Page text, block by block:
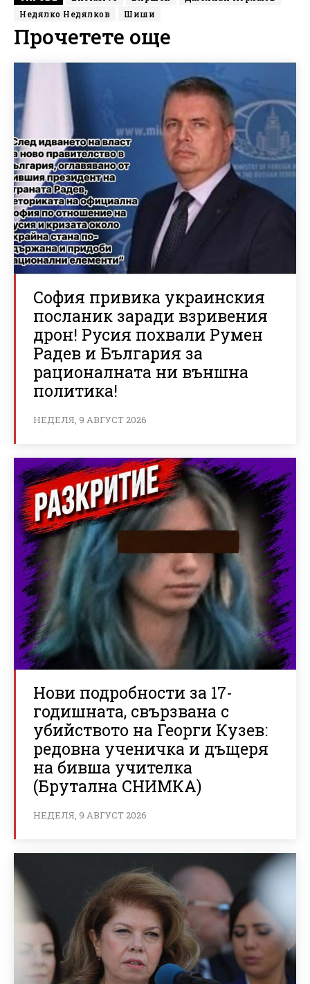
Недялко Недялков
Шиши
Прочетете още
София привика украинския
посланик заради взривения
дрон! Русия похвали Румен
Радев и България за
рационалната ни външна
политика!
НЕДЕЛЯ, 9 АВГУСТ 2026
Нови подробности за 17-
годишната, свързвана с
убийството на Георги Кузев:
редовна ученичка и дъщеря
на бивша учителка
(Брутална СНИМКА)
НЕДЕЛЯ, 9 АВГУСТ 2026